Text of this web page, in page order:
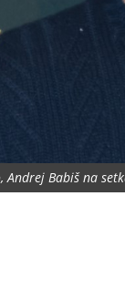
Babiš na